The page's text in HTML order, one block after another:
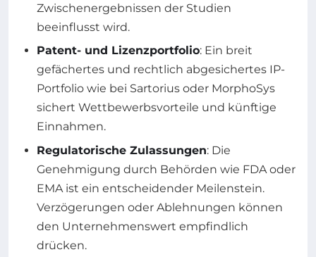
Zwischenergebnissen der Studien
beeinflusst wird.
Patent- und Lizenzportfolio: Ein breit
gefächertes und rechtlich abgesichertes IP-
Portfolio wie bei Sartorius oder MorphoSys
sichert Wettbewerbsvorteile und künftige
Einnahmen.
Regulatorische Zulassungen: Die
Genehmigung durch Behörden wie FDA oder
EMA ist ein entscheidender Meilenstein.
Verzögerungen oder Ablehnungen können
den Unternehmenswert empfindlich
drücken.